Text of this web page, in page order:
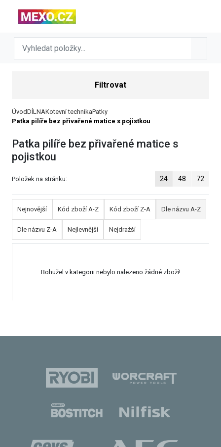
Filtrovat
ÚvodDÍLNAKotevní technikaPatky
Patka pilíře bez přivařené matice s pojistkou
Patka pilíře bez přivařené matice s
pojistkou
Položek na stránku: 24 48 72
Nejnovější Kód zboží A-Z Kód zboží Z-A Dle názvu A-Z
Dle názvu Z-A Nejlevnější Nejdražší
Bohužel v kategorii nebylo nalezeno žádné zboží!